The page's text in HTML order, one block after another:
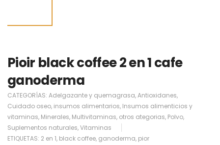
Pioir black coffee 2 en 1 cafe
ganoderma
CATEGORÍAS: Adelgazante y quemagrasa,Antioxidanes,
Cuidado oseo, insumos alimentarios, Insumos alimenticios y
vitaminas, Minerales, Multivitaminas, otros ategorias, Polvo,
Suplementos naturales,Vitaminas
ETIQUETAS: 2 en 1, black coffee, ganoderma, pior